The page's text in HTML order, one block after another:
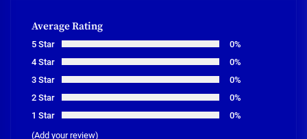
Average Rating
5 Star
0%
4 Star
0%
3 Star
0%
2 Star
0%
1 Star
0%
(Add your review)